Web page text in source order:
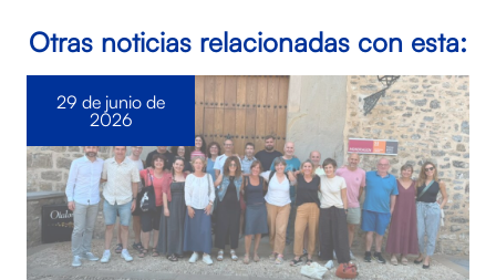
Otras noticias relacionadas con esta:
29 de junio de
2026